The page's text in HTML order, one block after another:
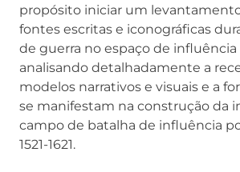
propósito iniciar um
fontes escritas e iconográficas
de guerra no espaço de
analisando detalhadamente a
modelos narrativos e visuais e a
se manifestam na construção da
campo de batalha de influência
1521-1621.